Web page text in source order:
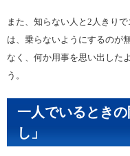
また、知らない人と2人きり
は、乗らないようにするのが
なく、何か用事を思い出した
う。
一人でいるとき
し」